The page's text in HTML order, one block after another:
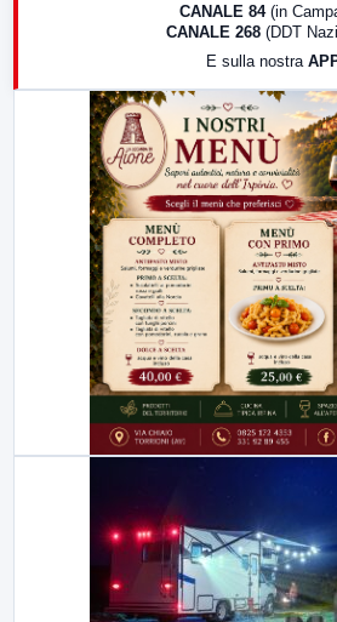
CANALE 84 (in
CANALE 268 (DDT
E sulla nostra